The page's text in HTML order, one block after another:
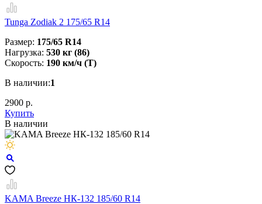
Tunga Zodiak 2 175/65 R14
Размер: 175/65 R14
Нагрузка: 530 кг (86)
Скорость: 190 км/ч (T)
В наличии:1
2900 р.
Купить
В наличии
KAMA Breeze НК-132 185/60 R14